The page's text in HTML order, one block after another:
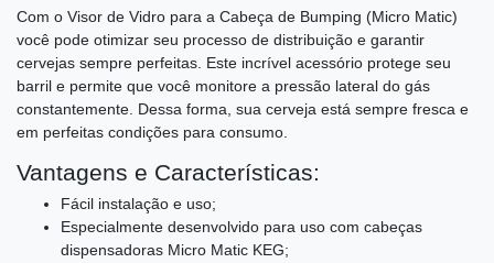
Com o Visor de Vidro para a Cabeça de Bumping (Micro Matic)
você pode otimizar seu processo de distribuição e garantir
cervejas sempre perfeitas. Este incrível acessório protege seu
barril e permite que você monitore a pressão lateral do gás
constantemente. Dessa forma, sua cerveja está sempre fresca e
em perfeitas condições para consumo.
Vantagens e Características:
Fácil instalação e uso;
Especialmente desenvolvido para uso com cabeças
dispensadoras Micro Matic KEG;